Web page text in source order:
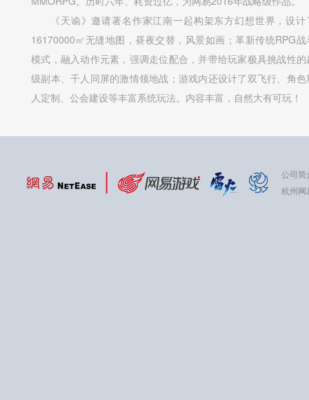
《天谕》邀请著名作家江南一起构架东方幻想世界，设计
16170000㎡无缝地图，昼夜交替，风景如画；革新传统RPG战
模式，融入动作元素，强调走位配合，并带给玩家极具挑战性的
级副本、千人同屏的激情领地战；游戏内还设计了双飞行、角色
人定制、公会建设等丰富系统玩法。内容丰富，自然大有可玩！
公司简
杭州